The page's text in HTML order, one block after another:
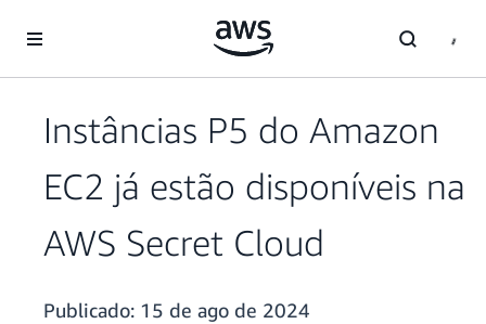
Pular para o conteúdo principal
Instâncias P5 do Amazon
EC2 já estão disponíveis na
AWS Secret Cloud
Publicado: 15 de ago de 2024